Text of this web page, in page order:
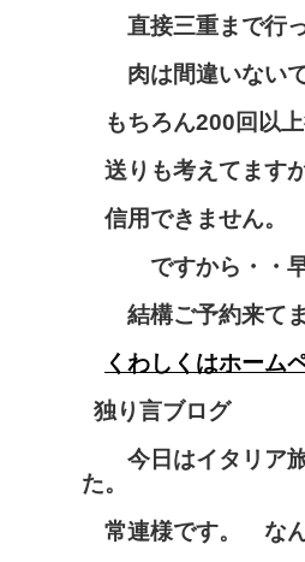
直接三重まで行っ
肉は間違いないで
もちろん200回以
送りも考えてます
信用できません。
ですから・・早め
結構ご予約来てま
くわしくはホーム
独り言ブログ
今日はイタリア旅
た。
常連様です。 なん